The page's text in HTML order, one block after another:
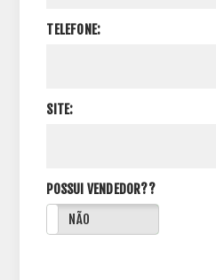
TELEFONE:
SITE:
POSSUI VENDEDOR??
NÃO